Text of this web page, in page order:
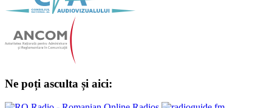
Ne poți asculta și aici: